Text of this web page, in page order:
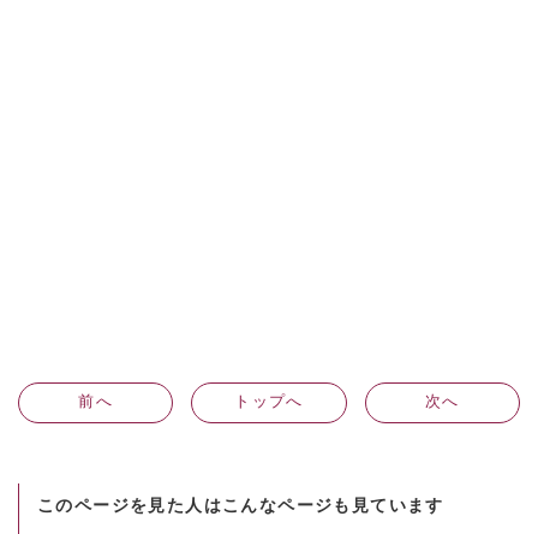
前へ トップへ 次へ
このページを見た人はこんなページも見ています